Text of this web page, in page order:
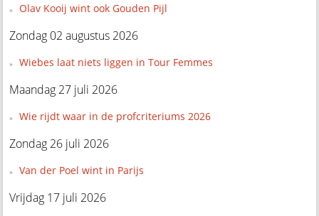
Olav Kooij wint ook Gouden Pijl
Zondag 02 augustus 2026
Wiebes laat niets liggen in Tour Femmes
Maandag 27 juli 2026
Wie rijdt waar in de profcriteriums 2026
Zondag 26 juli 2026
Van der Poel wint in Parijs
Vrijdag 17 juli 2026